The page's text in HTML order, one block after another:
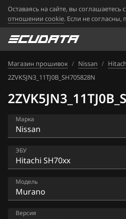
Оставаясь на сайте, вы соглашаетесь с
отношении cookie. Если не согласны,
Магазин прошивок / Nissan /
2ZVK5JN3_11TJ0B_SH705828N
Марка
Acura
Alfa Romeo
ATLAS
ЭБУ
Bosch EDC16CP33
Bosch EDC17C84
Модель
AD
Версия